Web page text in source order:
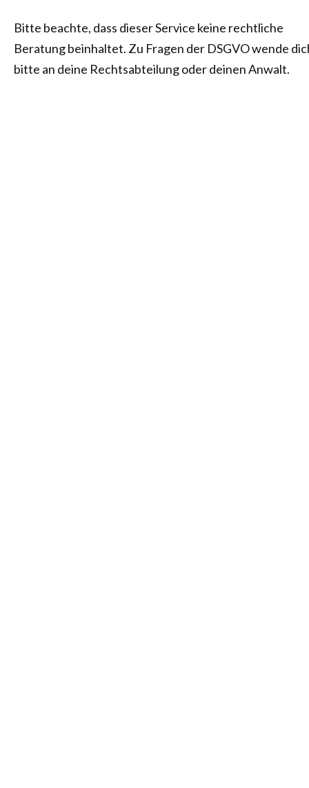
Bitte beachte, dass dieser Service keine rechtliche
Beratung beinhaltet. Zu Fragen der DSGVO wende
bitte an deine Rechtsabteilung oder deinen Anwalt.